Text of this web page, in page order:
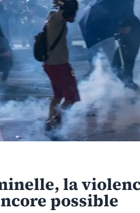
la
possible